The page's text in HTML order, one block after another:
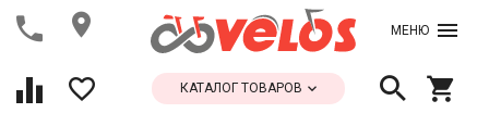
МЕНЮ
КАТАЛОГ ТОВАРОВ